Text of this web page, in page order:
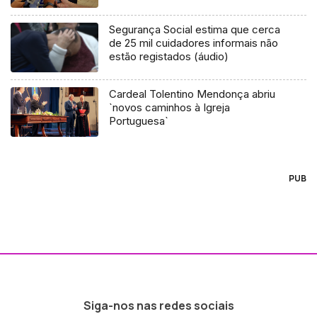
Segurança Social estima que cerca
de 25 mil cuidadores informais não
estão registados (áudio)
Cardeal Tolentino Mendonça abriu
`novos caminhos à Igreja
Portuguesa`
PUB
Siga-nos nas redes sociais